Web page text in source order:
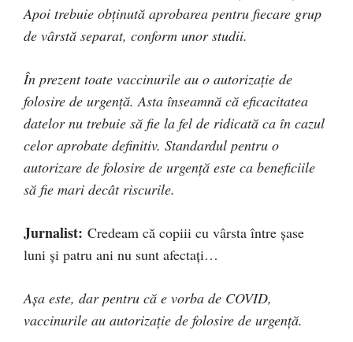
Apoi trebuie obținută aprobarea pentru fiecare grup
de vârstă separat, conform unor studii.
În prezent toate vaccinurile au o autorizație de
folosire de urgență. Asta înseamnă că eficacitatea
datelor nu trebuie să fie la fel de ridicată ca în cazul
celor aprobate definitiv. Standardul pentru o
autorizare de folosire de urgență este ca beneficiile
să fie mari decât riscurile.
Jurnalist: Credeam că copiii cu vârsta între șase
luni și patru ani nu sunt afectați…
Așa este, dar pentru că e vorba de COVID,
vaccinurile au autorizație de folosire de urgență.